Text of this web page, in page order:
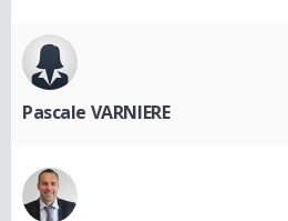
Pascale VARNIERE